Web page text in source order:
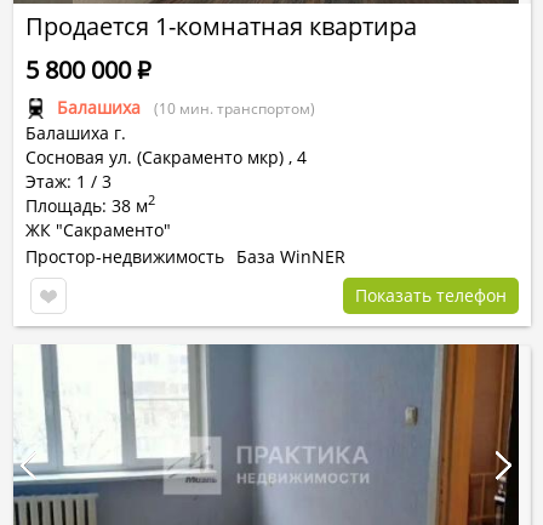
Продается 1-комнатная квартира
Балашиха (10 мин. транспортом)
Балашиха г.
Сосновая ул. (Сакраменто мкр) , 4
Этаж: 1 / 3
Площадь: 38 м2
ЖК "Сакраменто"
5 800 000Р
Простор-недвижимость База WinNER
Показать телефон